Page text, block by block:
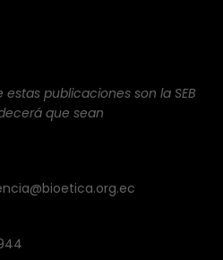
publicaciones son la SEB
que sean